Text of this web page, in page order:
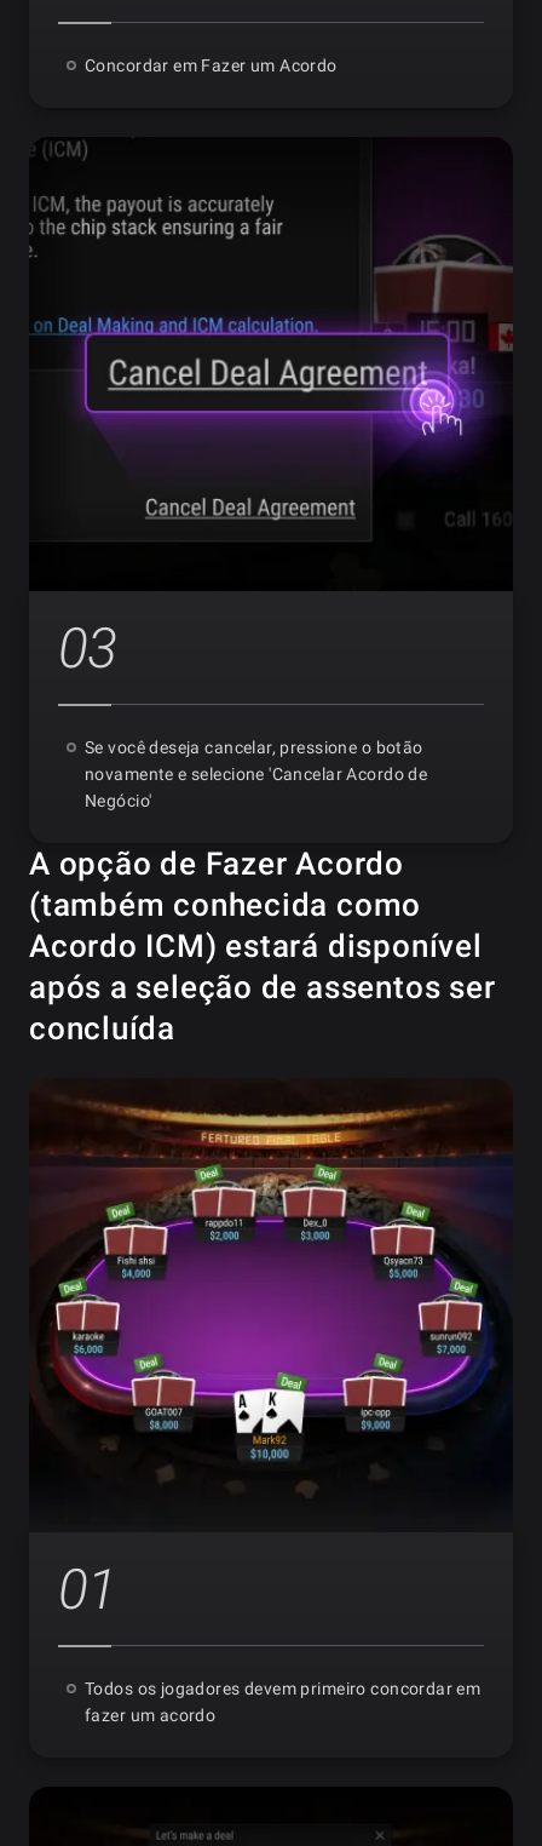
Concordar em Fazer um Acordo
03
Se você deseja cancelar, pressione o botão
novamente e selecione 'Cancelar Acordo de
Negócio'
A opção de Fazer Acordo
(também conhecida como
Acordo ICM) estará disponível
após a seleção de assentos ser
concluída
01
Todos os jogadores devem primeiro concordar em
fazer um acordo